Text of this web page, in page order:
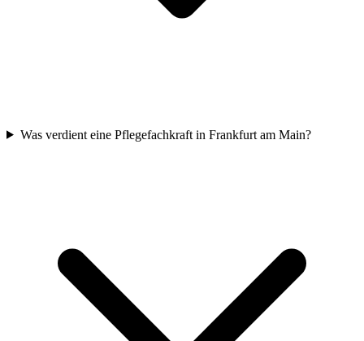
Was verdient eine Pflegefachkraft in Frankfurt am Main?